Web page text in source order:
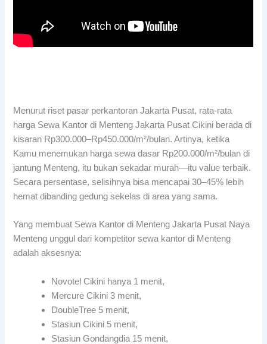
Menurut riset pasar perkantoran Jakarta Pusat, rata-rata
harga Sewa Kantor di Menteng Jakarta Pusat Cikini berada di
kisaran Rp300.000–Rp450.000/m²/bulan. Artinya, ketika
Kamu menemukan harga sewa dasar Rp200.000/m²/bulan di
jantung Menteng, itu bukan sekadar murah—itu value terbaik.
Secara persentase, selisihnya bisa mencapai 30–45% lebih
hemat dibanding gedung sekelas di area yang sama.
Yang membuat Sewa Kantor di Menteng Jakarta Pusat Naya
Menteng unggul dari kompetitor sewa kantor di Menteng
adalah aksesnya:
Novotel Cikini hanya 1 menit,
Mercure Cikini 3 menit,
DoubleTree 5 menit,
Stasiun Cikini 5 menit,
Stasiun Gondangdia 15 menit,